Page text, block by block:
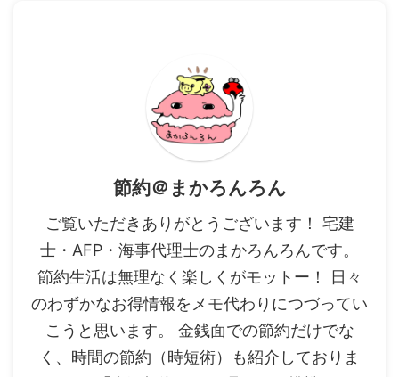
節約＠まかろんろん
ご覧いただきありがとうございます！ 宅建
士・AFP・海事代理士のまかろんろんです。
節約生活は無理なく楽しくがモットー！ 日々
のわずかなお得情報をメモ代わりにつづってい
こうと思います。 金銭面での節約だけでな
く、時間の節約（時短術）も紹介しておりま